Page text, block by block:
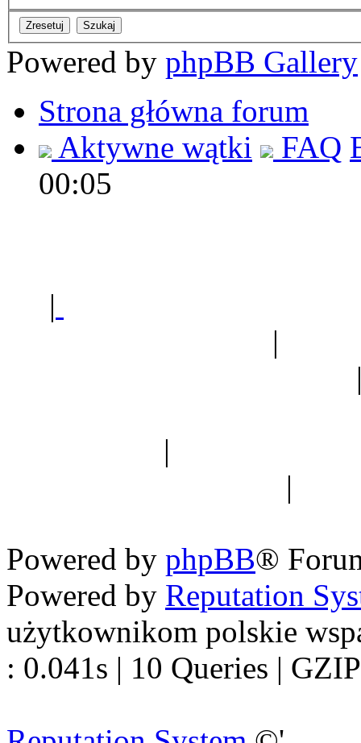
Powered by phpBB Gallery
Strona główna forum
Aktywne wątki
FAQ
00:05
|
|
|
|
Powered by phpBB®
Powered by Reputation
użytkownikom polskie
: 0.041s | 10 Queries |